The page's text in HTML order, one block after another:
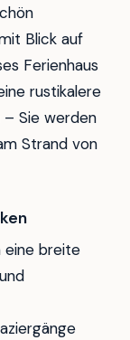
Blick auf
Ferienhaus
rustikalere
– Sie werden
Strand von
eine breite